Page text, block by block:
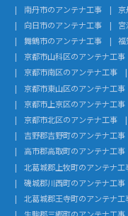
南丹市のアンテナ工事
京
向日市のアンテナ工事
舞鶴市のアンテナ工事
福
京都市山科区のアンテナ工事
京都市南区のアンテナ工事
京都市東山区のアンテナ工事
京都市上京区のアンテナ工事
京都市北区のアンテナ工事
吉野郡吉野町のアンテナ工事
高市郡高取町のアンテナ工事
北葛城郡上牧町のアンテナ工
磯城郡川西町のアンテナ工事
北葛城郡王寺町のアンテナ工